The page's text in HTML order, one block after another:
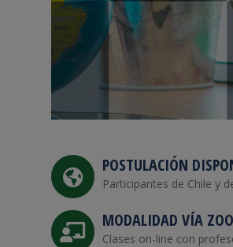
POSTULACIÓN
Participantes de Chile y
MODALIDAD VÍA
Clases on-line con